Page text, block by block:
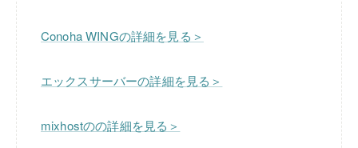
Conoha WINGの詳細を見る＞
エックスサーバーの詳細を見る＞
mixhostのの詳細を見る＞